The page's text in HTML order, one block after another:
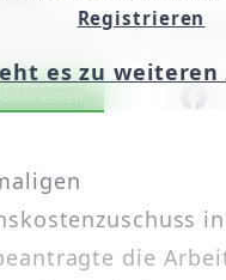
November 2016, 06:00
vorlesen
die
Registrieren
es zu weiteren